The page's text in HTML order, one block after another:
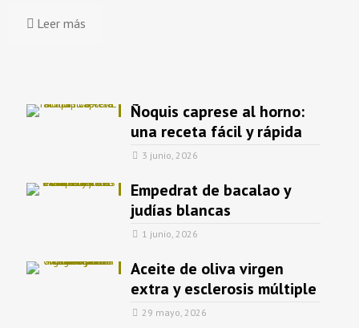
Leer más
Ñoquis caprese al horno:
una receta fácil y rápida
3 junio, 2026
Empedrat de bacalao y
judías blancas
1 junio, 2026
Aceite de oliva virgen
extra y esclerosis múltiple
29 mayo, 2026